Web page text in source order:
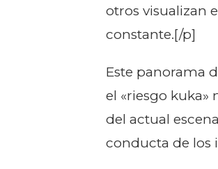
otros visualizan
constante.[/p]
Este panorama
el «riesgo
del actual
conducta de los